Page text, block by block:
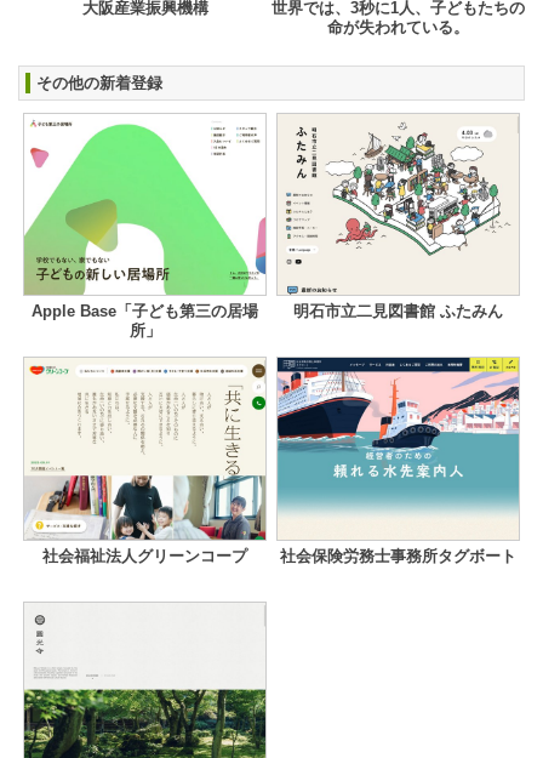
大阪産業振興機構
世界では、3秒に1人、子どもたちの
命が失われている。
その他の新着登録
Apple Base「子ども第三の居場
所」
明石市立二見図書館 ふたみん
社会福祉法人グリーンコープ 社会保険労務士事務所タグボート